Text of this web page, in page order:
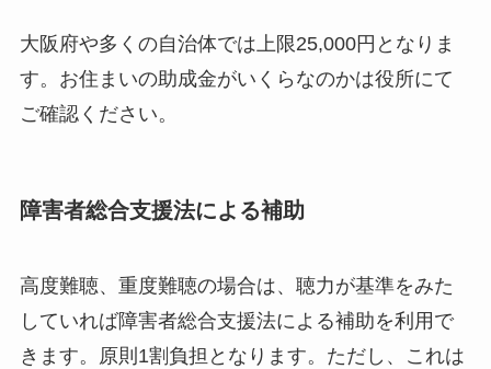
大阪府や多くの自治体では上限25,000円となりま
す。お住まいの助成金がいくらなのかは役所にて
ご確認ください。
障害者総合支援法による補助
高度難聴、重度難聴の場合は、聴力が基準をみた
していれば障害者総合支援法による補助を利用で
きます。原則1割負担となります。ただし、これは